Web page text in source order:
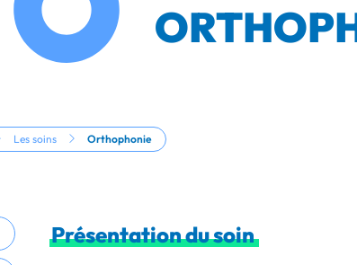
Les soins Orthophonie
Présentation du soin